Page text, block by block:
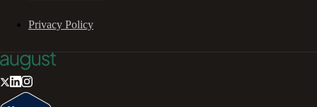
Privacy Policy